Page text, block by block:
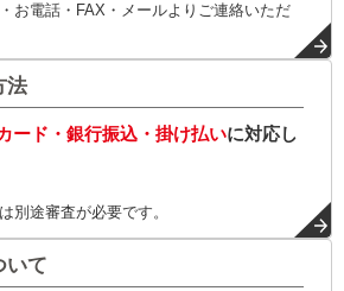
お電話・FAX・メールよりご連絡いただ
法
ード・銀行振込・掛け払いに対応し
別途審査が必要です。
いて